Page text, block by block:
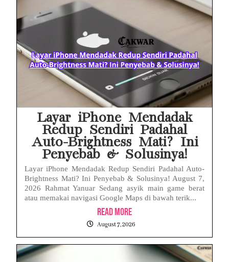
Layar iPhone Mendadak
Redup Sendiri Padahal
Auto-Brightness Mati? Ini
Penyebab & Solusinya!
Layar iPhone Mendadak Redup Sendiri Padahal Auto-
Brightness Mati? Ini Penyebab & Solusinya! August 7,
2026 Rahmat Yanuar Sedang asyik main game berat
atau memakai navigasi Google Maps di bawah terik...
Read More
August 7, 2026